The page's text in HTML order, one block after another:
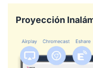
Proyección